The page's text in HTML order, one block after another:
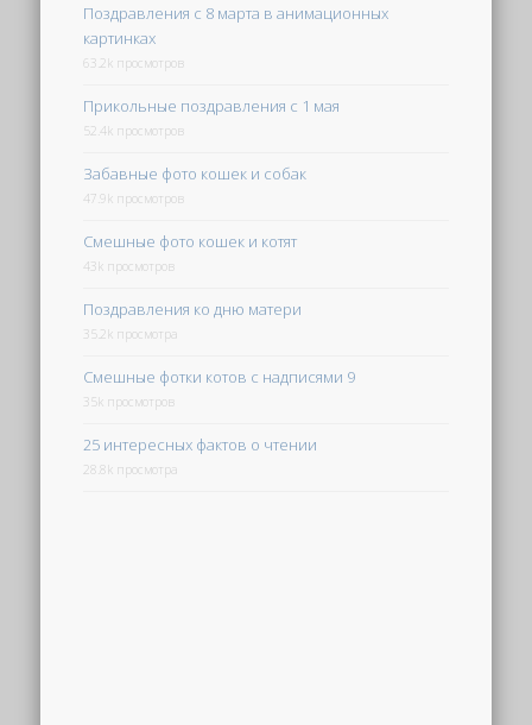
Поздравления с 8 марта в анимационных
картинках
63.2k просмотров
Прикольные поздравления с 1 мая
52.4k просмотров
Забавные фото кошек и собак
47.9k просмотров
Смешные фото кошек и котят
43k просмотров
Поздравления ко дню матери
35.2k просмотра
Смешные фотки котов с надписями 9
35k просмотров
25 интересных фактов о чтении
28.8k просмотра